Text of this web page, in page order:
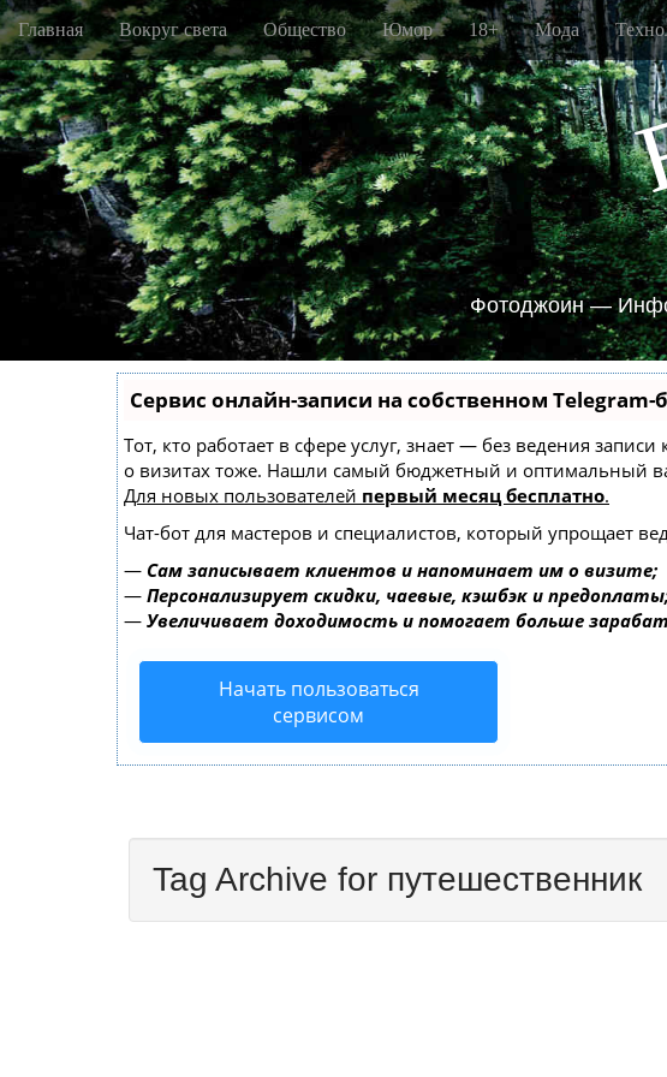
M
a
i
n
m
S
k
i
p
t
o
t
Главная Вокруг света Общество Юмор 18+ Мода
Фотоджоин —
Сервис онлайн-записи на собственном Telegram-
Тот, кто работает в сфере услуг, знает — без ведения
о визитах тоже. Нашли самый бюджетный и оптимальный
Для новых пользователей первый месяц бесплатно.
Чат-бот для мастеров и специалистов, который упрощает
— Сам записывает клиентов и напоминает им о визите;
— Персонализирует скидки, чаевые, кэшбэк и
— Увеличивает доходимость и помогает больше
Начать пользоваться
сервисом
Tag Archive for путешественник